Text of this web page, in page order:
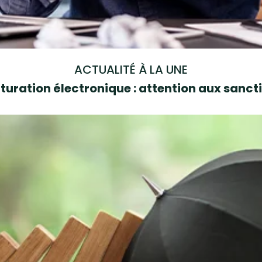
ACTUALITÉ À LA UNE
électronique : attention aux